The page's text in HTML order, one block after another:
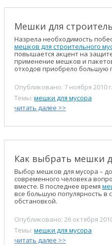
Мешки для
Назрела необходимость
мешков для строительного
повышается акцент на
применение мешков и
отходов приобрело большую
Опубликовано: 7 ноября 2010 г.
Темы: мешки для мусора
читать далее >>
Как выбрать мешки
Выбор мешков для мусора –
современного человека
вместе. В последнее время
все большую популярность в
обстановкой.
Опубликовано: 26 октября
Темы: мешки для мусора
читать далее >>